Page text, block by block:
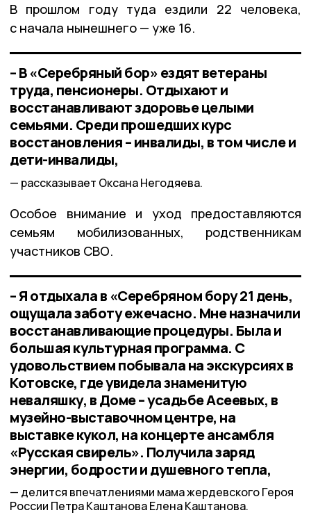
В прошлом году туда ездили 22 человека,
с начала нынешнего — уже 16.
– В «Серебряный бор» ездят ветераны
труда, пенсионеры. Отдыхают и
восстанавливают здоровье целыми
семьями. Среди прошедших курс
восстановления – инвалиды, в том числе и
дети-инвалиды,
рассказывает Оксана Негодяева.
Особое внимание и уход предоставляются
семьям мобилизованных, родственникам
участников СВО.
– Я отдыхала в «Серебряном бору 21 день,
ощущала заботу ежечасно. Мне назначили
восстанавливающие процедуры. Была и
большая культурная программа. С
удовольствием побывала на экскурсиях в
Котовске, где увидела знаменитую
неваляшку, в Доме – усадьбе Асеевых, в
музейно-выставочном центре, на
выставке кукол, на концерте ансамбля
«Русская свирель». Получила заряд
энергии, бодрости и душевного тепла,
делится впечатлениями мама жердевского Героя
России Петра Каштанова Елена Каштанова.